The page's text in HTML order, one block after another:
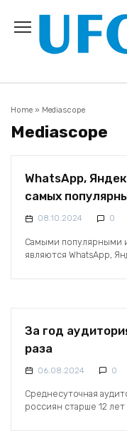
содержанию
Home » Mediascope
Mediascope
WhatsApp,
самых
08.10.2024 0
Самыми популярными
являются WhatsApp,
За год
раза
06.08.2024 0
Среднесуточная
россиян старше 12